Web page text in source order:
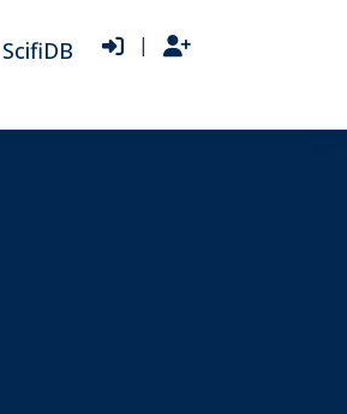
ScifiDB |